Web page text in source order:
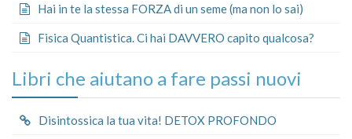
Hai in te la stessa FORZA di un seme (ma non lo sai)
Fisica Quantistica. Ci hai DAVVERO capito qualcosa?
Libri che aiutano a fare passi nuovi
Disintossica la tua vita! DETOX PROFONDO